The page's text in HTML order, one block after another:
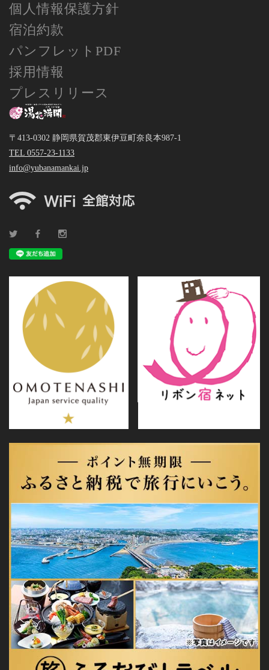
個人情報保護方針
宿泊約款
パンフレットPDF
採用情報
プレスリリース
〒413-0302 静岡県賀茂郡東伊豆町奈良本987-1
TEL 0557-23-1133
info@yubanamankai.jp